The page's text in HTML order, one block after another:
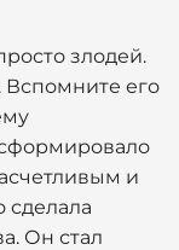
злодей.
Вспомните его
сформировало
и
сделала
Он стал